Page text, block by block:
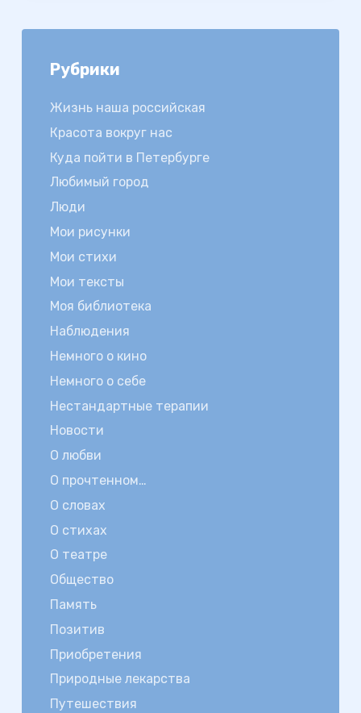
Рубрики
Жизнь наша российская
Красота вокруг нас
Куда пойти в Петербурге
Любимый город
Люди
Мои рисунки
Мои стихи
Мои тексты
Моя библиотека
Наблюдения
Немного о кино
Немного о себе
Нестандартные терапии
Новости
О любви
О прочтенном…
О словах
О стихах
О театре
Общество
Память
Позитив
Приобретения
Природные лекарства
Путешествия